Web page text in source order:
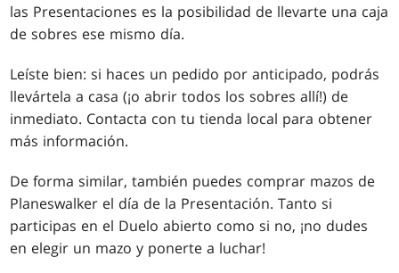
las Presentaciones es la posibilidad de llevarte una caja
de sobres ese mismo día.
Leíste bien: si haces un pedido por anticipado, podrás
llevártela a casa (¡o abrir todos los sobres allí!) de
inmediato. Contacta con tu tienda local para obtener
más información.
De forma similar, también puedes comprar mazos de
Planeswalker el día de la Presentación. Tanto si
participas en el Duelo abierto como si no, ¡no dudes
en elegir un mazo y ponerte a luchar!